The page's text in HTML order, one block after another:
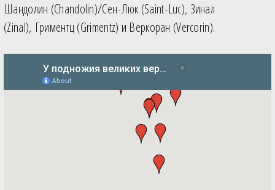
Шандолин (Chandolin)/Сен-Люк (Saint-Luc), Зинал
(Zinal), Гриментц (Grimentz) и Веркоран (Vercorin).